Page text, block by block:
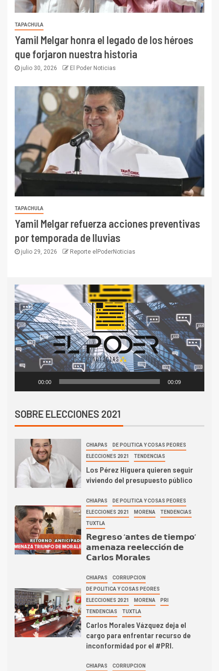
TAPACHULA
Yamil Melgar honra el legado de los héroes
que forjaron nuestra historia
julio 30, 2026 El Poder Noticias
TAPACHULA
Yamil Melgar refuerza acciones preventivas
por temporada de lluvias
julio 29, 2026 Reporte elPoderNoticias
Reproductor
de
vídeo
00:00 00:09
SOBRE ELECCIONES 2021
CHIAPAS DE POLITICA Y COSAS PEORES
ELECCIONES 2021 TENDENCIAS
Los Pérez Higuera quieren seguir
viviendo del presupuesto público
CHIAPAS DE POLITICA Y COSAS PEORES
ELECCIONES 2021 MORENA TENDENCIAS
TUXTLA
𝗥𝗲𝗴𝗿𝗲𝘀𝗼 ‘𝗮𝗻𝘁𝗲𝘀 𝗱𝗲 𝘁𝗶𝗲𝗺𝗽𝗼’
𝗮𝗺𝗲𝗻𝗮𝘇𝗮 𝗿𝗲𝗲𝗹𝗲𝗰𝗰𝗶𝗼́𝗻 𝗱𝗲
𝗖𝗮𝗿𝗹𝗼𝘀 𝗠𝗼𝗿𝗮𝗹𝗲𝘀
CHIAPAS CORRUPCION
DE POLITICA Y COSAS PEORES
ELECCIONES 2021 MORENA PRI
TENDENCIAS TUXTLA
Carlos Morales Vázquez deja el
cargo para enfrentar recurso de
inconformidad por el #PRI.
CHIAPAS CORRUPCION